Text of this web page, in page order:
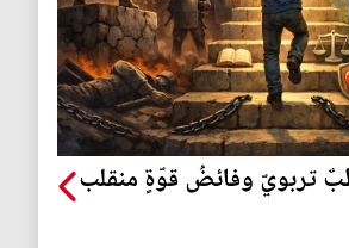
تربويّ وفائضُ قوّةٍ منقلب